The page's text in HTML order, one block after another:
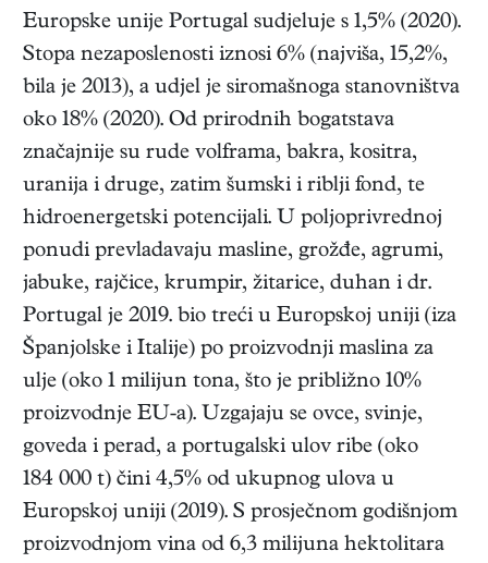
Europske unije Portugal sudjeluje s 1,5% (2020).
Stopa nezaposlenosti iznosi 6% (najviša, 15,2%,
bila je 2013), a udjel je siromašnoga stanovništva
oko 18% (2020). Od prirodnih bogatstava
značajnije su rude volframa, bakra, kositra,
uranija i druge, zatim šumski i riblji fond, te
hidroenergetski potencijali. U poljoprivrednoj
ponudi prevladavaju masline, grožđe, agrumi,
jabuke, rajčice, krumpir, žitarice, duhan i dr.
Portugal je 2019. bio treći u Europskoj uniji (iza
Španjolske i Italije) po proizvodnji maslina za
ulje (oko 1 milijun tona, što je približno 10%
proizvodnje EU-a). Uzgajaju se ovce, svinje,
goveda i perad, a portugalski ulov ribe (oko
184 000 t) čini 4,5% od ukupnog ulova u
Europskoj uniji (2019). S prosječnom godišnjom
proizvodnjom vina od 6,3 milijuna hektolitara